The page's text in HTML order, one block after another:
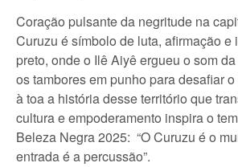
Coração pulsante da negritude na
Curuzu é símbolo de luta, afirmação e
preto, onde o Ilê Aiyê ergueu o som
os tambores em punho para desafiar
à toa a história desse território que
cultura e empoderamento inspira o
Beleza Negra 2025: “O Curuzu é o
entrada é a percussão”.